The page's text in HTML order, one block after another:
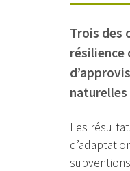
Trois des
résilience
Les